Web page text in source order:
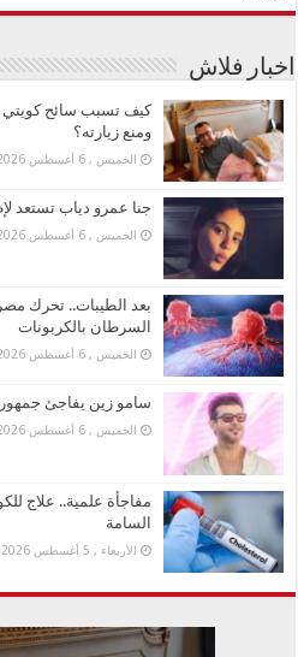
اخبار فلاش
كيف تسبب سائح كويتي
ومنع زيارته؟
الخميس , 6 أغسطس 2026
جنا عمرو دياب تستعد
الخميس , 6 أغسطس 2026
بعد الطيبات.. تحرك
السرطان بالكربونات
الخميس , 6 أغسطس 2026
سامو زين يفاجئ
الخميس , 6 أغسطس 2026
مفاجأة علمية.. علاج
السامة
الأربعاء , 5 أغسطس 2026